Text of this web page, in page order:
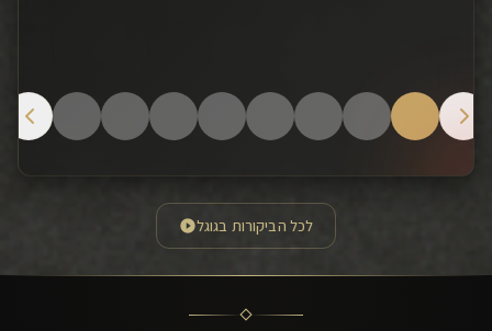
לכל הביקורות בגוגל